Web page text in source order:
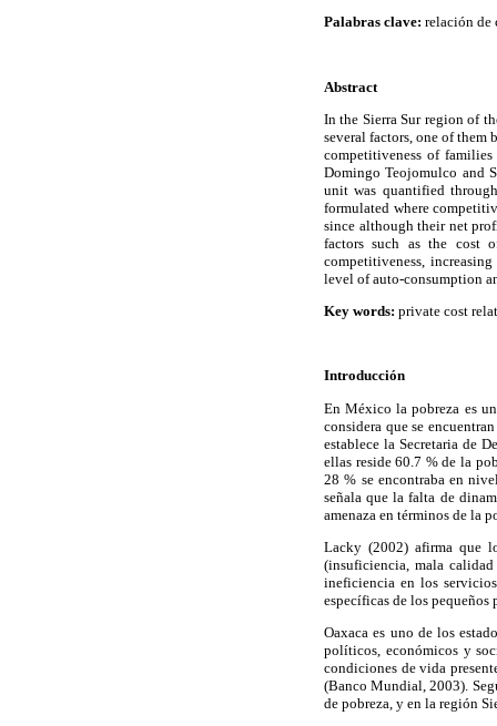
Palabras clave: relación de
Abstract
In the Sierra Sur region of
several factors, one of
competitiveness of
Domingo Teojomulco and
unit was quantified
formulated where
since although their net
factors such as the cost
competitiveness,
level of auto-consumption
Key words: private cost
Introducción
En México la pobreza es
considera que se
establece la Secretaria de
ellas reside 60.7 % de la
28 % se encontraba en
señala que la falta de
amenaza en términos de la
Lacky (2002) afirma que
(insuficiencia, mala
ineficiencia en los
específicas de los pequeños
Oaxaca es uno de los
políticos, económicos y
condiciones de vida
(Banco Mundial, 2003).
de pobreza, y en la región